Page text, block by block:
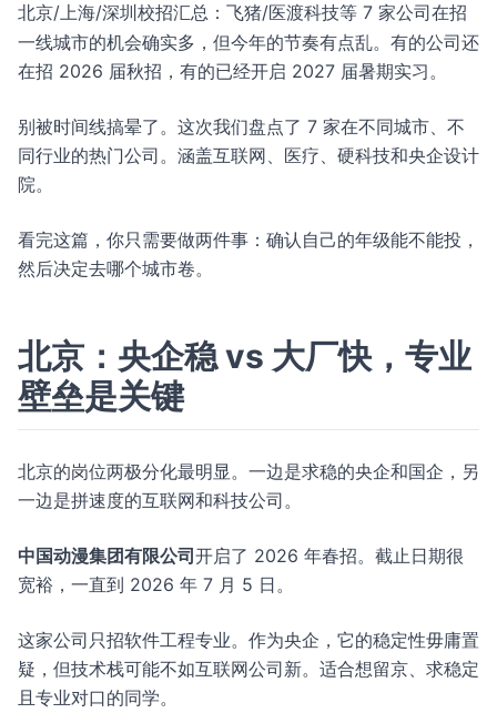
北京/上海/深圳校招汇总：飞猪/医渡科技等 7 家公司在招
一线城市的机会确实多，但今年的节奏有点乱。有的公司还
在招 2026 届秋招，有的已经开启 2027 届暑期实习。
别被时间线搞晕了。这次我们盘点了 7 家在不同城市、不
同行业的热门公司。涵盖互联网、医疗、硬科技和央企设计
院。
看完这篇，你只需要做两件事：确认自己的年级能不能投，
然后决定去哪个城市卷。
北京：央企稳 vs 大厂快，专业
壁垒是关键
北京的岗位两极分化最明显。一边是求稳的央企和国企，另
一边是拼速度的互联网和科技公司。
中国动漫集团有限公司 开启了 2026 年春招。截止日期很
宽裕，一直到 2026 年 7 月 5 日。
这家公司只招软件工程专业。作为央企，它的稳定性毋庸置
疑，但技术栈可能不如互联网公司新。适合想留京、求稳定
且专业对口的同学。